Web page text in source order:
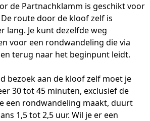
de Partnachklamm is geschikt voor
route door de kloof zelf is
lang. Je kunt dezelfde weg
voor een rondwandeling die via
terug naar het beginpunt leidt.
bezoek aan de kloof zelf moet je
30 tot 45 minuten, exclusief de
een rondwandeling maakt, duurt
1,5 tot 2,5 uur. Wil je er een